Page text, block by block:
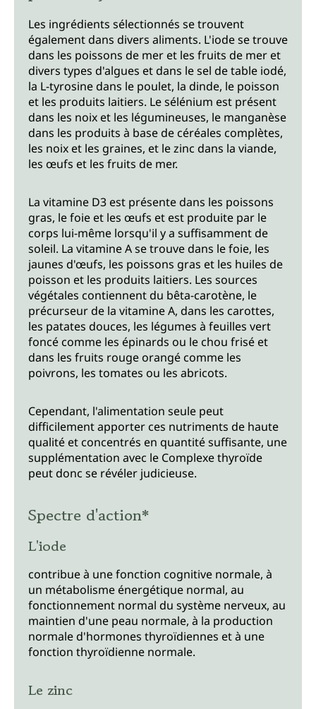
Les ingrédients sélectionnés se trouvent
également dans divers aliments. L'iode se trouve
dans les poissons de mer et les fruits de mer et
divers types d'algues et dans le sel de table iodé,
la L-tyrosine dans le poulet, la dinde, le poisson
et les produits laitiers. Le sélénium est présent
dans les noix et les légumineuses, le manganèse
dans les produits à base de céréales complètes,
les noix et les graines, et le zinc dans la viande,
les œufs et les fruits de mer.
La vitamine D3 est présente dans les poissons
gras, le foie et les œufs et est produite par le
corps lui-même lorsqu'il y a suffisamment de
soleil. La vitamine A se trouve dans le foie, les
jaunes d'œufs, les poissons gras et les huiles de
poisson et les produits laitiers. Les sources
végétales contiennent du bêta-carotène, le
précurseur de la vitamine A, dans les carottes,
les patates douces, les légumes à feuilles vert
foncé comme les épinards ou le chou frisé et
dans les fruits rouge orangé comme les
poivrons, les tomates ou les abricots.
Cependant, l'alimentation seule peut
difficilement apporter ces nutriments de haute
qualité et concentrés en quantité suffisante, une
supplémentation avec le Complexe thyroïde
peut donc se révéler judicieuse.
Spectre d'action*
L'iode
contribue à une fonction cognitive normale, à
un métabolisme énergétique normal, au
fonctionnement normal du système nerveux, au
maintien d'une peau normale, à la production
normale d'hormones thyroïdiennes et à une
fonction thyroïdienne normale.
Le zinc